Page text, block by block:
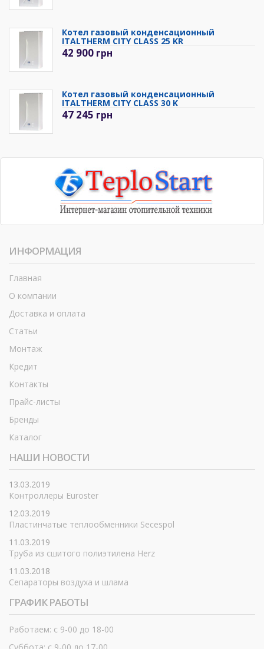
Котел газовый конденсационный
ITALTHERM CITY CLASS 25 KR
42 900 грн
Котел газовый конденсационный
ITALTHERM CITY CLASS 30 K
47 245 грн
ИНФОРМАЦИЯ
Главная
О компании
Доставка и оплата
Статьи
Монтаж
Кредит
Контакты
Прайс-листы
Бренды
Каталог
НАШИ НОВОСТИ
13.03.2019
Контроллеры Euroster
12.03.2019
Пластинчатые теплообменники Secespol
11.03.2019
Труба из сшитого полиэтилена Herz
11.03.2018
Сепараторы воздуха и шлама
ГРАФИК РАБОТЫ
Работаем: с 9-00 до 18-00